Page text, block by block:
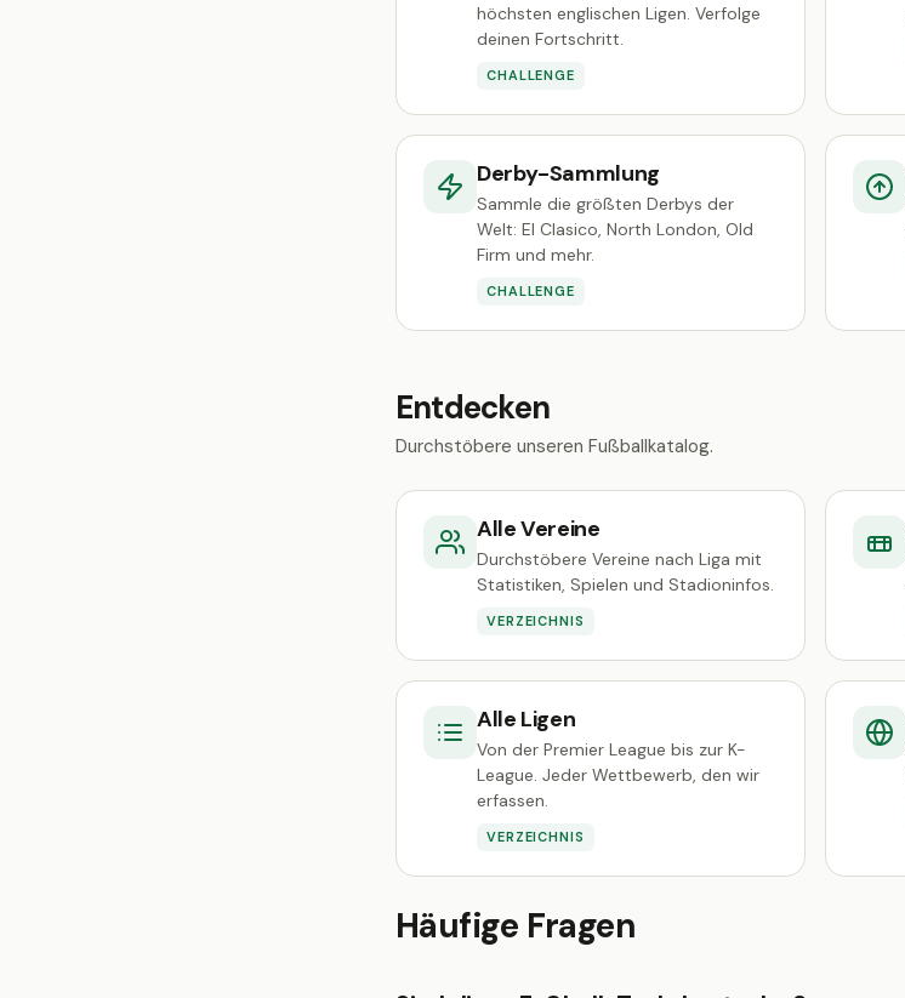
höchsten englischen Ligen. Verfolge
deinen Fortschritt.
CHALLENGE
Derby-Sammlung
Sammle die größten Derbys der
Welt: El Clasico, North London, Old
Firm und mehr.
CHALLENGE
Entdecken
Durchstöbere unseren Fußballkatalog.
Alle Vereine
Durchstöbere Vereine nach Liga mit
Statistiken, Spielen und Stadioninfos.
VERZEICHNIS
Alle Ligen
Von der Premier League bis zur K-
League. Jeder Wettbewerb, den wir
erfassen.
VERZEICHNIS
Häufige Fragen